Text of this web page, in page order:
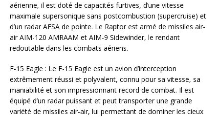
aérienne, il est doté de capacités furtives, d’une vitesse
maximale supersonique sans postcombustion (supercruise) et
d’un radar AESA de pointe. Le Raptor est armé de missiles air-
air AIM-120 AMRAAM et AIM-9 Sidewinder, le rendant
redoutable dans les combats aériens.
F-15 Eagle : Le F-15 Eagle est un avion d’interception
extrêmement réussi et polyvalent, connu pour sa vitesse, sa
maniabilité et son impressionnant record de combat. Il est
équipé d’un radar puissant et peut transporter une grande
variété de missiles air-air, lui permettant de dominer les cieux